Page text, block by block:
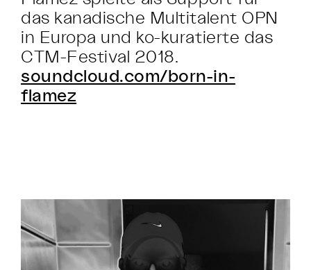
das kanadische Multitalent OPN
in Europa und ko-kuratierte das
CTM-Festival 2018.
soundcloud.com/born-in-
flamez